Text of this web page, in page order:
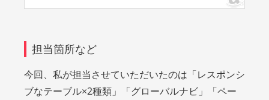
担当箇所など
今回、私が担当させていただいたのは「レスポンシ
ブなテーブル×2種類」「グローバルナビ」「ペー